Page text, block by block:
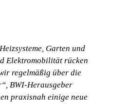
Garten und
Elektromobilität rücken
regelmäßig über die
BWI-Herausgeber
praxisnah einige neue